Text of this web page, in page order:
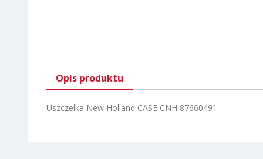
Opis produktu
Uszczelka New Holland CASE CNH 87660491